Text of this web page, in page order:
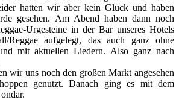
hatten wir aber kein Glück und haben
gesehen. Am Abend haben dann noch
Urgesteine in der Bar unseres Hotels
Reggae aufgelegt, das auch ganz ohne
mit aktuellen Liedern. Also ganz nach
wir uns noch den großen Markt angesehen
genutzt. Danach ging es mit dem